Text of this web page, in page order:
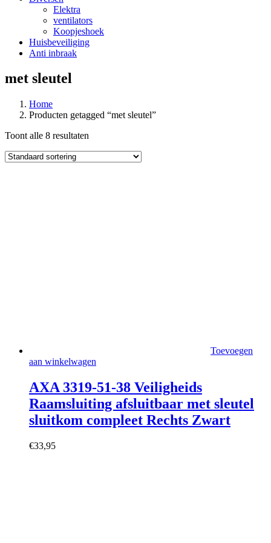
Elektra
ventilators
Koopjeshoek
Huisbeveiliging
Anti inbraak
met sleutel
Home
Producten getagged “met sleutel”
Toont alle 8 resultaten
Toevoegen
aan winkelwagen
AXA 3319-51-38 Veiligheids
Raamsluiting afsluitbaar met sleutel
sluitkom compleet Rechts Zwart
€33,95